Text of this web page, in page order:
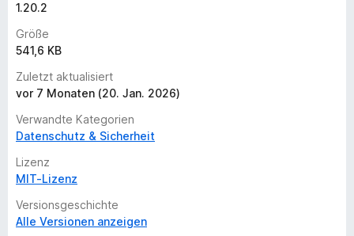
1.20.2
Größe
541,6 KB
Zuletzt aktualisiert
vor 7 Monaten (20. Jan. 2026)
Verwandte Kategorien
Datenschutz & Sicherheit
Lizenz
MIT-Lizenz
Versionsgeschichte
Alle Versionen anzeigen